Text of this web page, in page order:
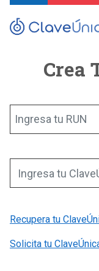
Crea
Ingresa tu RUN
Ingresa tu
Recupera tu
Solicita tu